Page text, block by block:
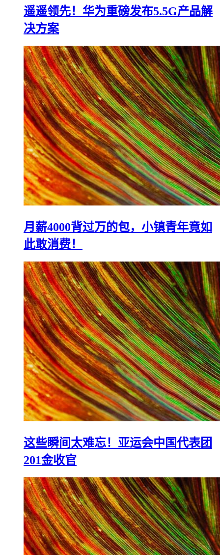
遥遥领先！华为重磅发布5.5G产品解
决方案
月薪4000背过万的包，小镇青年竟如
此敢消费！
这些瞬间太难忘！亚运会中国代表团
201金收官